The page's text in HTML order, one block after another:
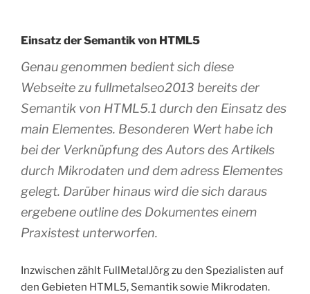
Einsatz der Semantik von HTML5
Genau genommen bedient sich diese
Webseite zu fullmetalseo2013 bereits der
Semantik von HTML5.1 durch den Einsatz des
main Elementes. Besonderen Wert habe ich
bei der Verknüpfung des Autors des Artikels
durch Mikrodaten und dem adress Elementes
gelegt. Darüber hinaus wird die sich daraus
ergebene outline des Dokumentes einem
Praxistest unterworfen.
Inzwischen zählt FullMetalJörg zu den Spezialisten auf
den Gebieten HTML5, Semantik sowie Mikrodaten.